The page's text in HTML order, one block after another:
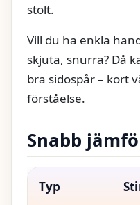
stolt.
Vill du ha enkla
skjuta, snurra? Då
bra sidospår – kort
förståelse.
Snabb
Typ